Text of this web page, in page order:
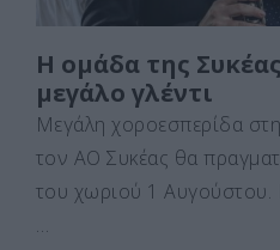
Η ομάδα της
μεγάλο γλέντι
Μεγάλη χοροεσπερίδα
τον ΑΟ Συκέας θα
του χωριού 1
…